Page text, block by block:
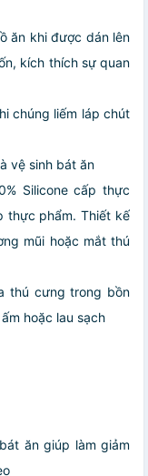
ăn khi được dán lên
kích thích sự quan
chúng liếm láp chút
vệ sinh bát ăn
Silicone cấp thực
thực phẩm. Thiết kế
mũi hoặc mắt thú
thú cưng trong bồn
hoặc lau sạch
ăn giúp làm giảm